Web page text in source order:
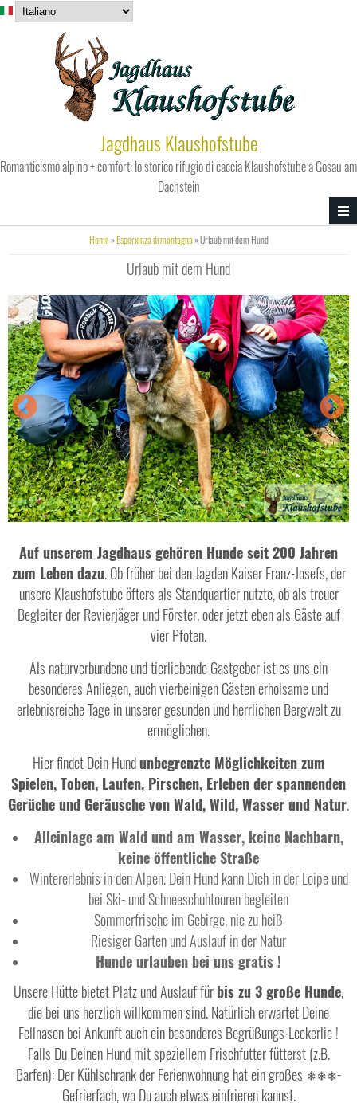
Salta al contenuto principale
Jagdhaus Klaushofstube
Romanticismo alpino + comfort: lo storico rifugio di caccia Klaushofstube a Gosau am
Dachstein
Home»Esperienza di montagna» Urlaub mit dem Hund
Urlaub mit dem Hund
Auf unserem Jagdhaus gehören Hunde seit 200 Jahren
zum Leben dazu. Ob früher bei den Jagden Kaiser Franz-Josefs, der
unsere Klaushofstube öfters als Standquartier nutzte, ob als treuer
Begleiter der Revierjäger und Förster, oder jetzt eben als Gäste auf
vier Pfoten.
Als naturverbundene und tierliebende Gastgeber ist es uns ein
besonderes Anliegen, auch vierbeinigen Gästen erholsame und
erlebnisreiche Tage in unserer gesunden und herrlichen Bergwelt zu
ermöglichen.
Hier findet Dein Hundunbegrenzte Möglichkeiten zum
Spielen, Toben, Laufen, Pirschen, Erleben der spannenden
Gerüche und Geräusche von Wald, Wild, Wasser und Natur.
Alleinlage am Wald und am Wasser, keine Nachbarn,
keine öffentliche Straße
Wintererlebnis in den Alpen. Dein Hund kann Dich in der Loipe und
bei Ski- und Schneeschuhtouren begleiten
Sommerfrische im Gebirge, nie zu heiß
Riesiger Garten und Auslauf in der Natur
Hunde urlauben bei uns gratis !
Unsere Hütte bietet Platz und Auslauf fürbis zu 3 große Hunde,
die bei uns herzlich willkommen sind. Natürlich erwartet Deine
Fellnasen bei Ankunft auch ein besonderes Begrüßungs-Leckerlie !
Falls Du Deinen Hund mit speziellem Frischfutter fütterst (z.B.
Barfen): Der Kühlschrank der Ferienwohnung hat ein großes ❄❄❄-
Gefrierfach, wo Du auch etwas einfrieren kannst.